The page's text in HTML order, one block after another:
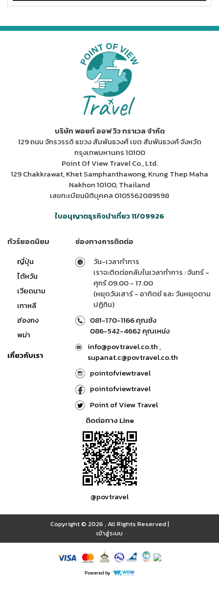
บริษัท พอยท์ ออฟ วิว ทราเวล จำกัด
129 ถนน จักรวรรดิ แขวง สัมพันธวงศ์ เขต สัมพันธวงศ์ จังหวัด
กรุงเทพมหานคร 10100
Point Of View Travel Co., Ltd.
129 Chakkrawat, Khet Samphanthawong, Krung Thep Maha
Nakhon 10100, Thailand
เลขทะเบียนนิติบุคคล 0105562089598
ใบอนุญาตธุรกิจนำเที่ยว 11/09926
ทัวร์ยอดนิยม
ญี่ปุ่น
ไต้หวัน
เวียดนาม
เกาหลี
ฮ่องกง
พม่า
เกี่ยวกับเรา
ช่องทางการติดต่อ
วัน-เวลาทำการ
เราจะติดต่อกลับในเวลาทำการ : จันทร์ -
ศุกร์ 09.00 - 17.00
(หยุดวันเสาร์ - อาทิตย์ และ วันหยุดตาม
ปฏิทิน)
081-170-1166 คุณซ้ง
086-542-4662 คุณเหน่ง
info@povtravel.co.th ,
supanat.c@povtravel.co.th
pointofviewtravel
pointofviewtravel
Point of View Travel
ติดต่อทาง Line
@povtravel
Copyright © 2026 , All Rights Reserved|
เข้าสู่ระบบ
Powered by